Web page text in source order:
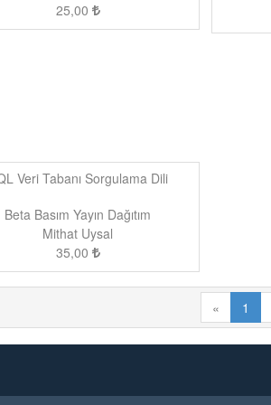
25,00
Veri Tabanı Sorgulama Dili
Beta Basım Yayın Dağıtım
Mithat Uysal
35,00
« 1